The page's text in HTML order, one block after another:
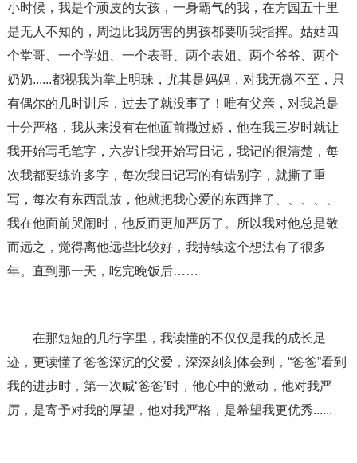
小时候，我是个顽皮的女孩，一身霸气的我，在方园五十里
是无人不知的，周边比我厉害的男孩都要听我指挥。姑姑四
个堂哥、一个学姐、一个表哥、两个表姐、两个爷爷、两个
奶奶......都视我为掌上明珠，尤其是妈妈，对我无微不至，只
有偶尔的几时训斥，过去了就没事了！唯有父亲，对我总是
十分严格，我从来没有在他面前撒过娇，他在我三岁时就让
我开始写毛笔字，六岁让我开始写日记，我记的很清楚，每
次我都要练许多字，每次我日记写的有错别字，就撕了重
写，每次有东西乱放，他就把我心爱的东西摔了、、、、、
我在他面前哭闹时，他反而更加严厉了。所以我对他总是敬
而远之，觉得离他远些比较好，我持续这个想法有了很多
年。直到那一天，吃完晚饭后……
在那短短的几行字里，我读懂的不仅仅是我的成长足
迹，更读懂了爸爸深沉的父爱，深深刻刻体会到，“爸爸”看到
我的进步时，第一次喊‘爸爸’时，他心中的激动，他对我严
厉，是寄予对我的厚望，他对我严格，是希望我更优秀......